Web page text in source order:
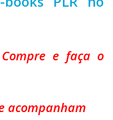
e faça o
acompanham